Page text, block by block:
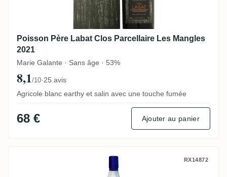
Poisson Père Labat Clos Parcellaire Les Mangles
2021
Marie Galante · Sans âge · 53%
8,1/10·25 avis
Agricole blanc earthy et salin avec une touche fumée
68 € Ajouter au panier
Papa Rouyo VWAYAJ 2022 RX14872